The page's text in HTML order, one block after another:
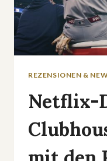
REZENSIONEN &
Netflix-